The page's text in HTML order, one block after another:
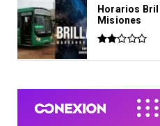
Horarios
Misiones